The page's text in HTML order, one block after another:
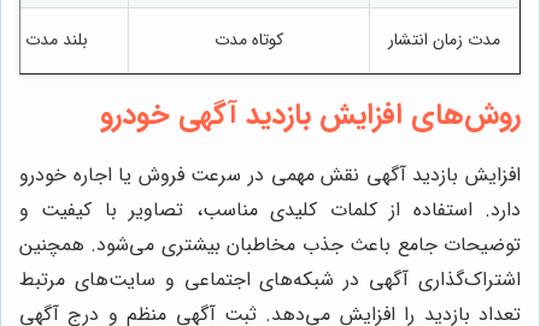
مدت زمان انتشار کوتاه مدت بلند مدت و
روش‌های افزایش بازدید آگهی خودرو
افزایش بازدید آگهی نقش مهمی در سرعت فروش یا اجاره خودرو
دارد. استفاده از کلمات کلیدی مناسب، تصاویر با کیفیت و
توضیحات جامع باعث جذب مخاطبان بیشتری می‌شود. همچنین
اشتراک‌گذاری آگهی در شبکه‌های اجتماعی و سایت‌های مرتبط
تعداد بازدید را افزایش می‌دهد. ثبت آگهی منظم و درج آگهی